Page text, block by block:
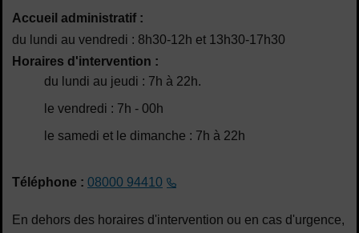
Accueil administratif :
du lundi au vendredi : 8h30-12h et 13h30-17h30
Horaires d'intervention :
du lundi au jeudi : 7h à 22h.
le vendredi : 7h - 00h
le samedi et le dimanche : 7h à 22h
Téléphone : 08000 94410
En dehors des horaires d'intervention ou en cas d'urgence,